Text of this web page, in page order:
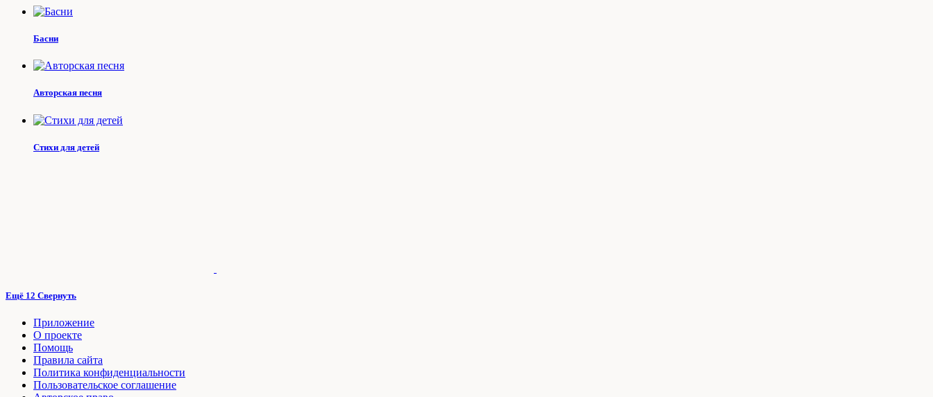
Басни
Авторская песня
Стихи для детей
Ещё 12 Свернуть
Приложение
О проекте
Помощь
Правила сайта
Политика конфиденциальности
Пользовательское соглашение